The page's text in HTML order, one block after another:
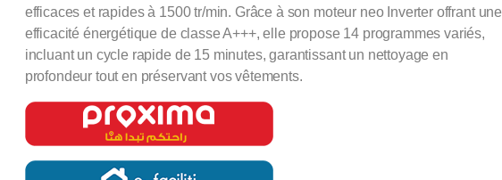
efficaces et rapides à 1500 tr/min. Grâce à son moteur neo Inverter offrant une
efficacité énergétique de classe A+++, elle propose 14 programmes variés,
incluant un cycle rapide de 15 minutes, garantissant un nettoyage en
profondeur tout en préservant vos vêtements.